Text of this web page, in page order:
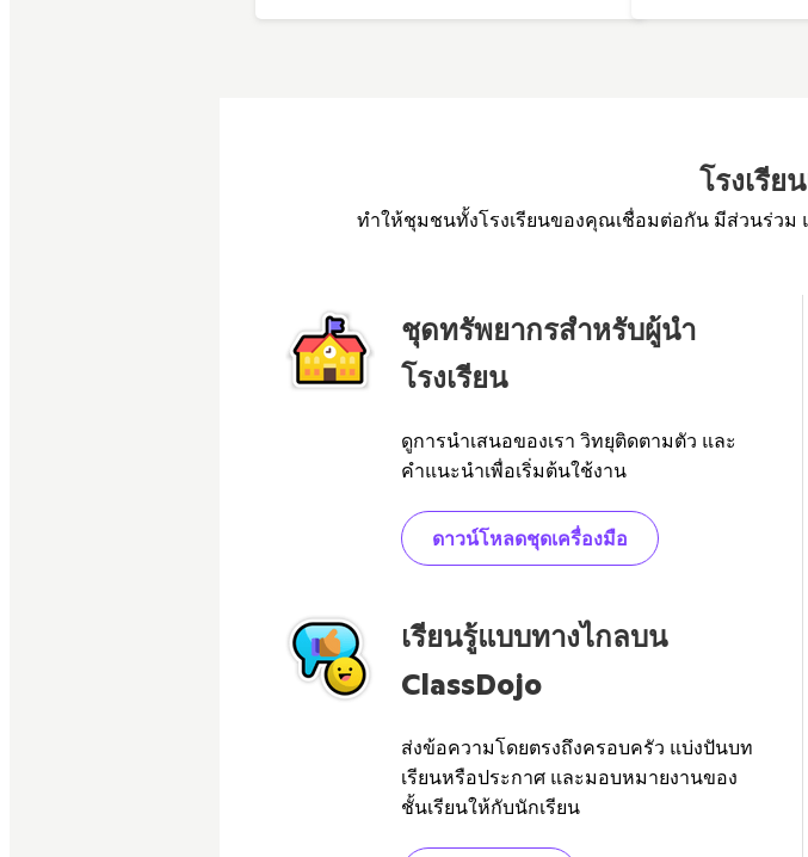
โรงเรีย
ทำให้ชุมชนทั้งโรงเรียนของคุณเชื่อมต่อกัน มีส่วนร่วม
ชุดทรัพยากรสำหรับผู้นำ
โรงเรียน
ดูการนำเสนอของเรา วิทยุติดตามตัว และ
คำแนะนำเพื่อเริ่มต้นใช้งาน
ดาวน์โหลดชุดเครื่องมือ
เรียนรู้แบบทางไกลบน
ClassDojo
ส่งข้อความโดยตรงถึงครอบครัว แบ่งปันบท
เรียนหรือประกาศ และมอบหมายงานของ
ชั้นเรียนให้กับนักเรียน